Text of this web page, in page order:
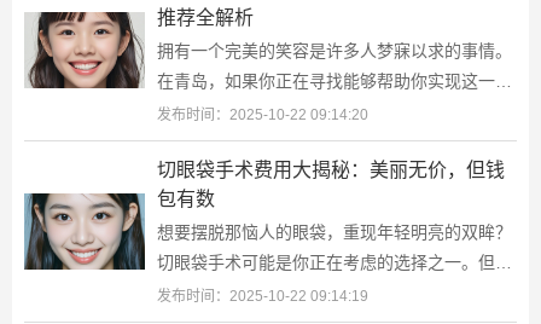
推荐全解析
拥有一个完美的笑容是许多人梦寐以求的事情。
在青岛，如果你正在寻找能够帮助你实现这一愿
望的烤瓷牙服务，那么本文将为你提供关于烤瓷
牙的相关信息，包括价格范围、推荐医
发布时间：2025-10-22 09:14:20
切眼袋手术费用大揭秘：美丽无价，但钱
包有数
想要摆脱那恼人的眼袋，重现年轻明亮的双眸？
切眼袋手术可能是你正在考虑的选择之一。但
是，在决定踏上这场美丽的旅程之前，了解相关
发布时间：2025-10-22 09:14:19